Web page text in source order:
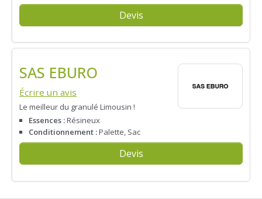
Devis
SAS EBURO
Écrire un avis
Le meilleur du granulé Limousin !
Essences :Résineux
Conditionnement :Palette, Sac
Devis